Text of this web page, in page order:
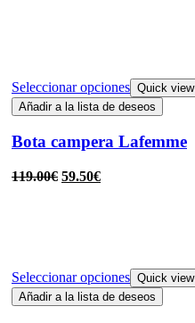
Seleccionar opciones Quick view
Añadir a la lista de deseos
Bota campera Lafemme
119.00€ 59.50€
Seleccionar opciones Quick view
Añadir a la lista de deseos